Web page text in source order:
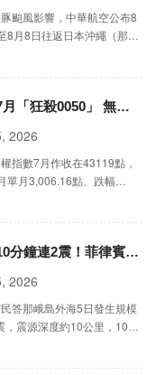
颱風影響，中華航空公布8
8月8日往返日本沖繩（那
「狂殺0050」 無情
億元
2026
指數7月作收在43119點，
單月3,006.16點、跌幅
分鐘連2震！菲律賓外
6.3、5.2地震
2026
答那峨島外海5日發生規模
，震源深度約10公里，10分